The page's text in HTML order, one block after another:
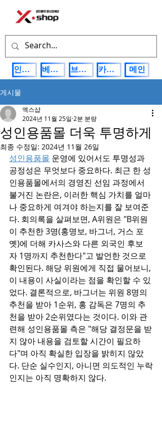
인기상품 베스트제품 브랜드관 카테고리 메인
게시물
성인용품몰 더욱 투명하게
엑스샵
2024년 11월 25일 2분 분량
최종 수정일: 2024년 11월 26일
성인용품몰 운영에 있어서도 투명성과
공정성은 무엇보다 중요하다. 최근 한 성
인용품몰에서의 경영진 선임 과정에서
불거진 논란은, 이러한 핵심 가치를 얼마
나 중요하게 여겨야 하는지를 잘 보여준
다. 회의록을 살펴보면, A위원은 "B위원
이 추천한 3명(홍명보, 바그너, 거스 포
옛)에 더해 카사스와 다른 외국인 후보
자 1명까지 추천한다"고 발언한 것으로
확인된다. 해당 위원에게 직접 물어보니,
이 내용이 사실이라는 점을 확인할 수 있
었다. 결론적으로, 바그너는 위원 8명의
추천을 받아 1순위, 홍 감독은 7명의 추
천을 받아 2순위였다는 것이다. 이와 관
련해 성인용품몰 측은 "해당 결정문을 받
지 않아 내용을 검토할 시간이 필요하
다"며 아직 확실한 입장을 밝히지 않았
다. 단순 실수인지, 아니면 의도적인 누락
인지는 아직 명확하지 않다.